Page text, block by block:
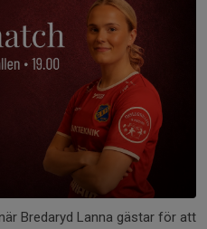
Bredaryd Lanna gästar för att